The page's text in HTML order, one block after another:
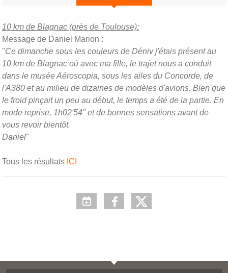
10 km de Blagnac (près de Toulouse):
Message de Daniel Marion :
"Ce dimanche sous les couleurs de Déniv j'étais présent au
10 km de Blagnac où avec ma fille, le trajet nous a conduit
dans le musée Aéroscopia, sous les ailes du Concorde, de
l'A380 et au milieu de dizaines de modèles d'avions. Bien que
le froid pinçait un peu au début, le temps a été de la partie. En
mode reprise, 1h02'54'' et de bonnes sensations avant de
vous revoir bientôt.
Daniel"
Tous les résultats ICI